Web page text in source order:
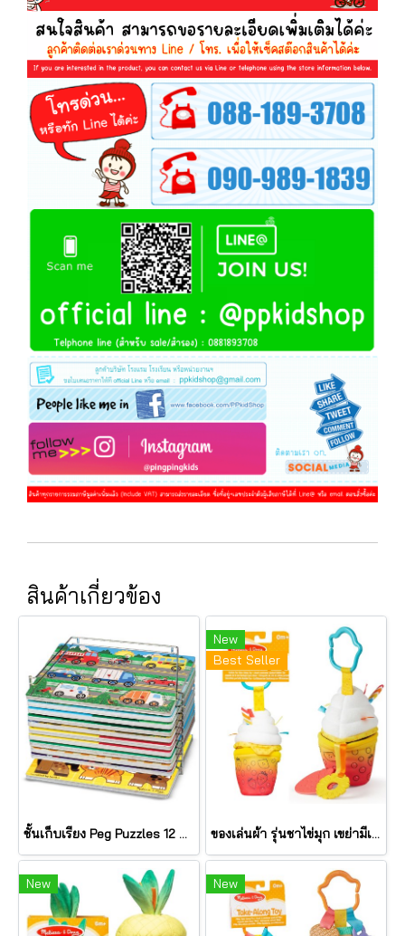
สินค้าเกี่ยวข้อง
ชั้นเก็บเรียง Peg Puzzles 12 แผ่น Wire Puzzle-Storage Rack รุ่น 1018 ยี่ห้อ Melissa & Doug (นำเข้า USA)
New
Best Seller
ของเล่นผ้า รุ่นชาไข่มุก เขย่ามีเสียง Bubble Tea Take Along Toy รุ่น 30744 ยี่ห้อ Melissa & Doug
New New